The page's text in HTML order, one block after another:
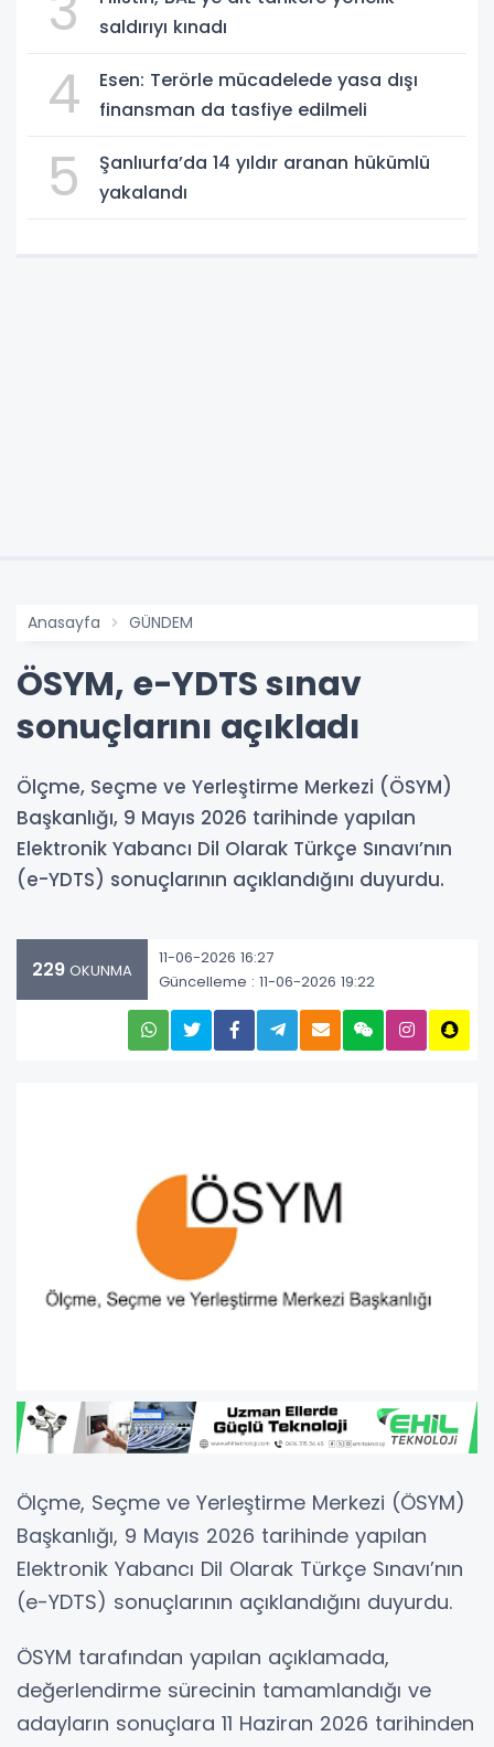
saldırıyı kınadı
4
Esen: Terörle mücadelede yasa dışı
finansman da tasfiye edilmeli
5
Şanlıurfa’da 14 yıldır aranan hükümlü
yakalandı
Anasayfa GÜNDEM
ÖSYM, e-YDTS sınav
sonuçlarını açıkladı
Ölçme, Seçme ve Yerleştirme Merkezi (ÖSYM)
Başkanlığı, 9 Mayıs 2026 tarihinde yapılan
Elektronik Yabancı Dil Olarak Türkçe Sınavı’nın
(e-YDTS) sonuçlarının açıklandığını duyurdu.
229 OKUNMA
11-06-2026 16:27
Güncelleme : 11-06-2026 19:22
Ölçme, Seçme ve Yerleştirme Merkezi (ÖSYM)
Başkanlığı, 9 Mayıs 2026 tarihinde yapılan
Elektronik Yabancı Dil Olarak Türkçe Sınavı’nın
(e-YDTS) sonuçlarının açıklandığını duyurdu.
ÖSYM tarafından yapılan açıklamada,
değerlendirme sürecinin tamamlandığı ve
adayların sonuçlara 11 Haziran 2026 tarihinden